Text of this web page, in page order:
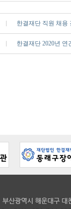
한결재단 직원 채용
한결재단 2020년